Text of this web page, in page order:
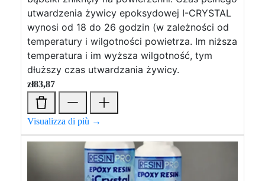
utwardzenia żywicy epoksydowej I-CRYSTAL
wynosi od 18 do 26 godzin (w zależności od
temperatury i wilgotności powietrza. Im niższa
temperatura i im wyższa wilgotność, tym
dłuższy czas utwardzania żywicy.
zł83,87
Visualizza di più →